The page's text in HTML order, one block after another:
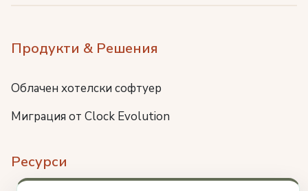
Продукти & Решения
Облачен хотелски софтуер
Миграция от Clock Evolution
Ресурси